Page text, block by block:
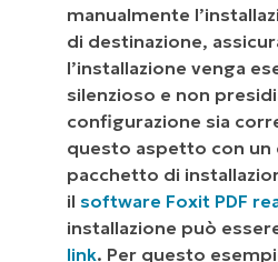
manualmente
di destinazione,
l’installazione venga
silenzioso e non
configurazione sia
questo aspetto con un
pacchetto di
il software Foxit PDF
installazione può
link. Per questo